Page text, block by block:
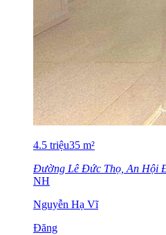
4.5 triệu35 m²
Đường Lê Đức Thọ, An Hội
NH
Nguyễn Hạ Vĩ
Đăng